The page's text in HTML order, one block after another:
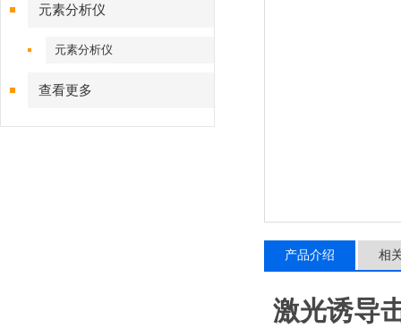
元素分析仪
元素分析仪
查看更多
产品介绍 相
激光诱导